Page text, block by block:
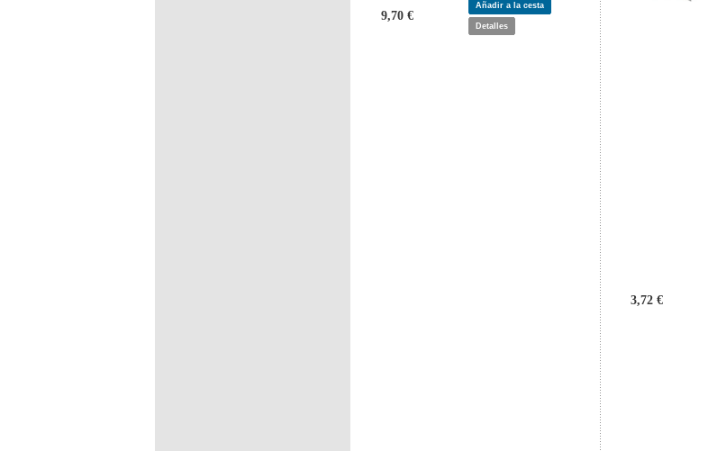
9,70 €
Añadir a la cesta
Detalles
3,72 €